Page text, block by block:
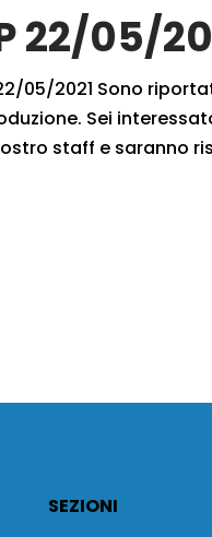
22/05/
05/2021 Sono
Sei
staff e saranno
SEZIONI